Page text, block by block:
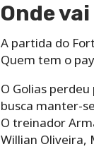
Onde
A partida do
Quem tem o
O Golias
busca manter-
O treinador
Willian Oliveira,